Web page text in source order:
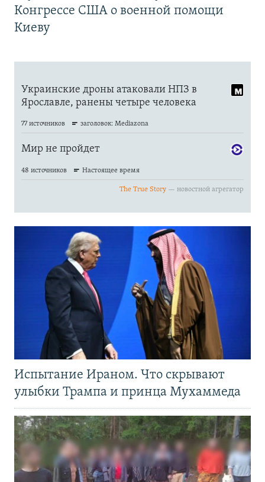
Конгрессе США о военной помощи
Киеву
Испытание Ираном. Что скрывают
улыбки Трампа и принца Мухаммеда